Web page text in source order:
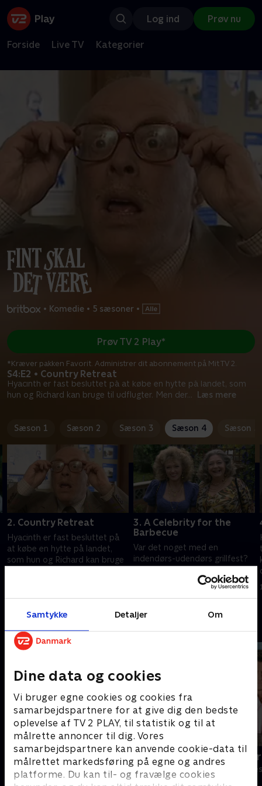
Samtykke Detaljer Om
Dine data og cookies
Vi bruger egne cookies og cookies fra
samarbejdspartnere for at give dig den bedste
oplevelse af TV 2 PLAY, til statistik og til at
målrette annoncer til dig. Vores
samarbejdspartnere kan anvende cookie-data til
målrettet markedsføring på egne og andres
platforme. Du kan til- og fravælge cookies
Log ind Prøv nu
Forside Live TV Kategorier
• Komedie • 5 sæsoner •
S4:E2 • Country Retreat
Hyacinth er fast besluttet på at købe en hytte på landet, som
hun og Richard kan bruge til udflugter. Men der... Læs mere
Prøv TV 2 Play*
*Kræver pakken Favorit. Administrer dit abonnement på Mit TV 2.
Sæson 1 Sæson 2 Sæson 3 Sæson 4 Sæson 5
2. Country Retreat
Hyacinth er fast besluttet på
at købe en hytte på landet,
som hun og Richard kan bruge
3. A Celebrity for the
Barbecue
Var det noget med en
indendørs-udendørs grillfest?
insisterer på, at Richard skal
13. marts 2007 • 28 min
Andre så også
Solsidan
Komedie • 9 sæsoner
Hjælp, vi
Komedie • 1